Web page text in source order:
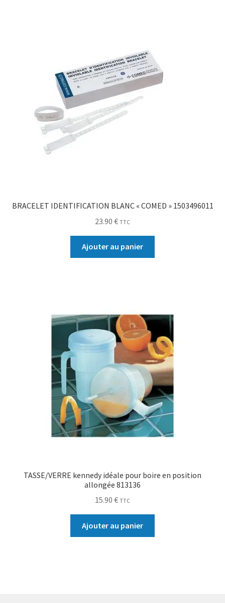
BRACELET IDENTIFICATION BLANC « COMED » 1503496011
23.90 € TTC
Ajouter au panier
TASSE/VERRE kennedy idéale pour boire en position
allongée 813136
15.90 € TTC
Ajouter au panier